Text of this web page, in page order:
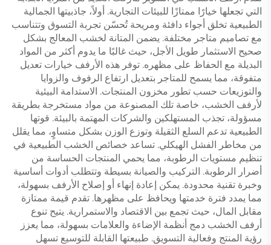
التي تجعلها خيارًا ممتازًا للبيئات التجارية. أولاً، جاذبيتها الجمالية
الطبيعية تخلق أجواء دافئة ومريحة تُحسّن تجربة التسوق وتتناسب
مع تصاميم متاجر مختلفة. يضمن المتانة لخشب المعالج بشكل
صحيح الاستثمار طويل الأجل، حيث غالبًا ما يدوم أكثر من المواد
البديلة مع الحفاظ على مظهره. توفر هذه الأرفف خيارات تعديل
متفوقة، مما يسمح للمتاجر بتعديل ارتفاع الرفوف والزوايا
والتوزيعات حسب تطور مخزون المنتجات. الاستدامة البيئية
لأرفف الخشب، خاصة تلك المصنوعة من مواد مستخرجة بطريقة
مسؤولة، تجذب المستهلكين والشركات المهتمة بالبيئة. قوتها
الطبيعية تدعم السلع الثقيلة وتوزع الوزن بشكل متساوٍ، مما يقلل
من مخاطر الفشل الهيكلي. تساعد خصائص الخشب الطبيعية في
تنظيم مستويات الرطوبة، مما يحمي المنتجات الحساسة من
أضرار الرطوبة. التركيب والصيانة بسيطة وتتطلب أدوات أساسية
وخبرة تقنية محدودة. يمكن إعادة إنهاء أو إصلاح الأرفف بسهولة،
مما يمدد فترة خدمتها ويحافظ على مظهرها. تقدم قيمة ممتازة
مقابل المال، حيث تجمع بين الاقتصاد والاستمرارية. يتيح تنوع
أرفف الخشب دمج أنظمة الإضاءة والعلامات بسهولة، مما يعزز
رؤية المنتج وفعالية التسويق. طبيعتها القابلة للتوسيع تسهل